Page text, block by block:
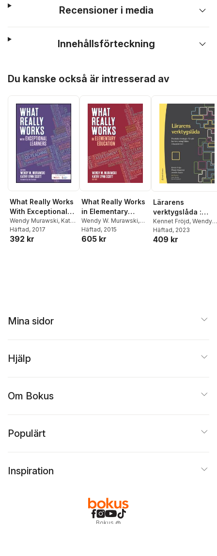
Recensioner i media
Innehållsförteckning
Du kanske också är intresserad av
What Really Works
With Exceptional
Learners
Wendy Murawski, Kathy
Lynn Scott
Häftad, 2017
392 kr
What Really Works
in Elementary
Education
Wendy W. Murawski,
Kathy Lynn Scott
Wendy Murawski
Häftad, 2015
605 kr
Lärarens
verktygslåda :
praktiska
för att hantera
mångfalden i
Kennet Fröjd, Wendy
Murawski,Jennifer
Austin
Häftad, 2023
409 kr
Mina sidor
Hjälp
Om Bokus
Populärt
Inspiration
Bokus @